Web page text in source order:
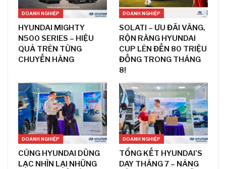
DOANH NGHIỆP
HYUNDAI MIGHTY
N500 SERIES – HIỆU
QUẢ TRÊN TỪNG
CHUYẾN HÀNG
DOANH NGHIỆP
SOLATI – ƯU ĐÃI VÀNG,
RỘN RÀNG HYUNDAI
CUP LÊN ĐẾN 80 TRIỆU
ĐỒNG TRONG THÁNG
8!
DOANH NGHIỆP
CÙNG HYUNDAI DŨNG
LẠC NHÌN LẠI NHỮNG
DOANH NGHIỆP
TỔNG KẾT HYUNDAI’S
DAY THÁNG 7 – NÂNG